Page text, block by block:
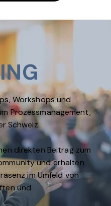
Workshops und
Prozessmanagement,
Schweiz.
direkten Beitrag zum
und erhalten
im Umfeld von
und